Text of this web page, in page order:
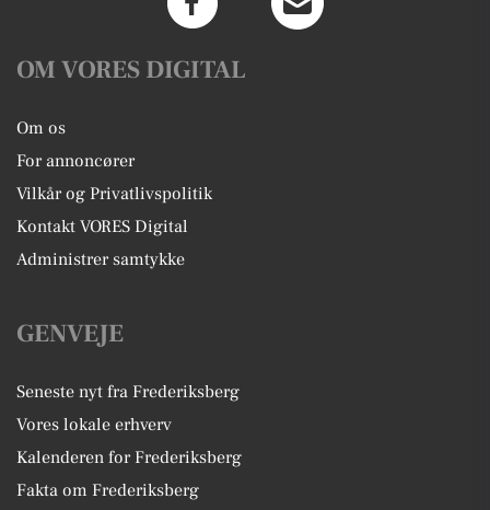
OM VORES DIGITAL
Om os
For annoncører
Vilkår og Privatlivspolitik
Kontakt VORES Digital
Administrer samtykke
GENVEJE
Seneste nyt fra Frederiksberg
Vores lokale erhverv
Kalenderen for Frederiksberg
Fakta om Frederiksberg